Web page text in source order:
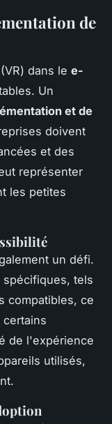
de
(VR) dans le e-
Un
et de
doivent
et des
représenter
les petites
un défi.
spécifiques, tels
compatibles, ce
de l'expérience
utilisés,